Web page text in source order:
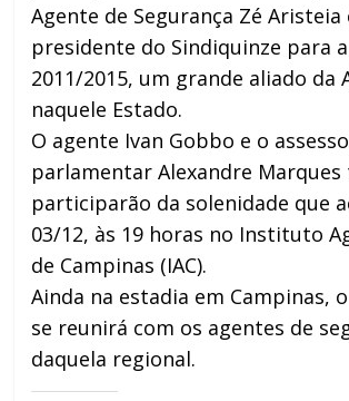
Agente de Segurança Zé Aristeia
presidente do Sindiquinze para
2011/2015, um grande aliado da
naquele Estado.
O agente Ivan Gobbo e o
parlamentar Alexandre
participarão da solenidade que
03/12, às 19 horas no Instituto
de Campinas (IAC).
Ainda na estadia em Campinas,
se reunirá com os agentes de
daquela regional.